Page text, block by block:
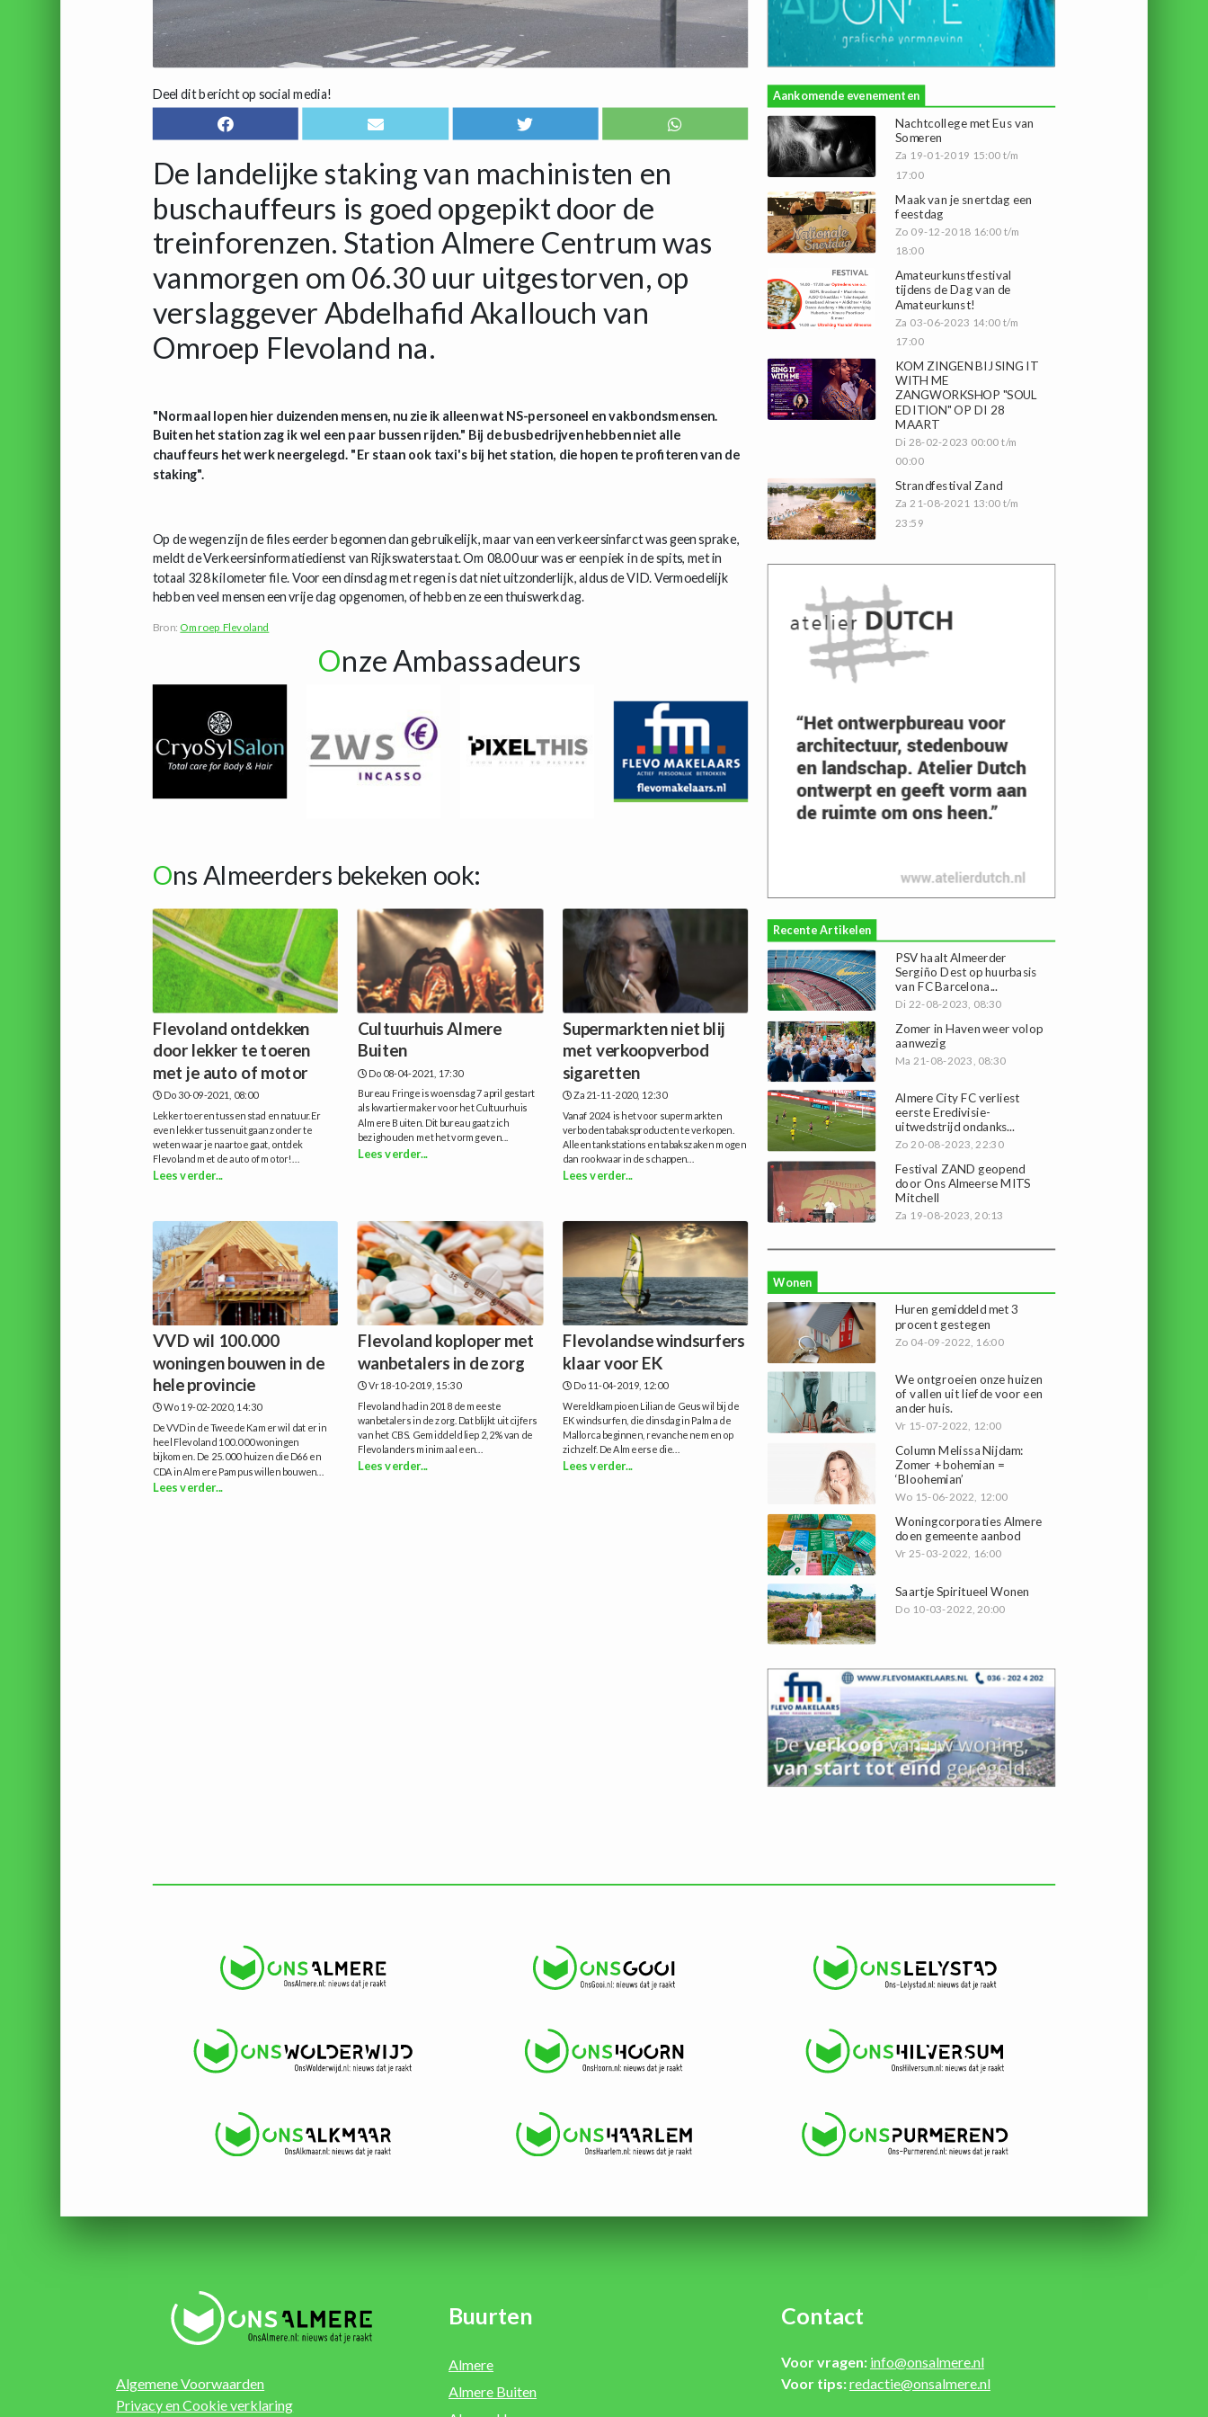
Deel dit bericht op social media!
De landelijke staking van machinisten en
buschauffeurs is goed opgepikt door de
treinforenzen. Station Almere Centrum was
vanmorgen om 06.30 uur uitgestorven, op
verslaggever Abdelhafid Akallouch van
Omroep Flevoland na.
"Normaal lopen hier duizenden mensen, nu zie ik alleen wat NS-personeel en vakbondsmensen.
Buiten het station zag ik wel een paar bussen rijden." Bij de busbedrijven hebben niet alle
chauffeurs het werk neergelegd. "Er staan ook taxi's bij het station, die hopen te profiteren van de
staking".
Op de wegen zijn de files eerder begonnen dan gebruikelijk, maar van een verkeersinfarct was geen sprake,
meldt de Verkeersinformatiedienst van Rijkswaterstaat. Om 08.00 uur was er een piek in de spits, met in
totaal 328 kilometer file. Voor een dinsdag met regen is dat niet uitzonderlijk, aldus de VID. Vermoedelijk
hebben veel mensen een vrije dag opgenomen, of hebben ze een thuiswerkdag.
Bron: Omroep Flevoland
Onze Ambassadeurs
Ons Almeerders bekeken ook:
Flevoland ontdekken
door lekker te toeren
met je auto of motor
Do 30-09-2021, 08:00
Lekker toeren tussen stad en natuur.Er
even lekker tussenuit gaan zonder te
weten waar je naartoe gaat, ontdek
Flevoland met de auto of motor!...
Lees verder...
Cultuurhuis Almere
Buiten
Do 08-04-2021, 17:30
Bureau Fringe is woensdag 7 april gestart
als kwartiermaker voor het Cultuurhuis
Almere Buiten. Dit bureau gaat zich
bezighouden met het vormgeven...
Lees verder...
Supermarkten niet blij
met verkoopverbod
sigaretten
Za 21-11-2020, 12:30
Vanaf 2024 is het voor supermarkten
verboden tabaksproducten te verkopen.
Alleen tankstations en tabakszaken mogen
dan rookwaar in de schappen...
Lees verder...
VVD wil 100.000
woningen bouwen in de
hele provincie
Wo 19-02-2020, 14:30
De VVD in de Tweede Kamer wil dat er in
heel Flevoland 100.000 woningen
bijkomen. De 25.000 huizen die D66 en
CDA in Almere Pampus willen bouwen...
Lees verder...
Flevoland koploper met
wanbetalers in de zorg
Vr 18-10-2019, 15:30
Flevoland had in 2018 de meeste
wanbetalers in de zorg. Dat blijkt uit cijfers
van het CBS. Gemiddeld liep 2,2% van de
Flevolanders minimaal een...
Lees verder...
Flevolandse windsurfers
klaar voor EK
Do 11-04-2019, 12:00
Wereldkampioen Lilian de Geus wil bij de
EK windsurfen, die dinsdag in Palma de
Mallorca beginnen, revanche nemen op
zichzelf. De Almeerse die...
Lees verder...
Aankomende evenementen
Nachtcollege met Eus van
Someren
Za 19-01-2019 15:00 t/m
17:00
Maak van je snertdag een
feestdag
Zo 09-12-2018 16:00 t/m
18:00
Amateurkunstfestival
tijdens de Dag van de
Amateurkunst!
Za 03-06-2023 14:00 t/m
17:00
KOM ZINGEN BIJ SING IT
WITH ME
ZANGWORKSHOP "SOUL
EDITION" OP DI 28
MAART
Di 28-02-2023 00:00 t/m
00:00
Strandfestival Zand
Za 21-08-2021 13:00 t/m
23:59
Recente Artikelen
PSV haalt Almeerder
Sergiño Dest op huurbasis
van FC Barcelona...
Di 22-08-2023, 08:30
Zomer in Haven weer volop
aanwezig
Ma 21-08-2023, 08:30
Almere City FC verliest
eerste Eredivisie-
uitwedstrijd ondanks...
Zo 20-08-2023, 22:30
Festival ZAND geopend
door Ons Almeerse MITS
Mitchell
Za 19-08-2023, 20:13
Wonen
Huren gemiddeld met 3
procent gestegen
Zo 04-09-2022, 16:00
We ontgroeien onze huizen
of vallen uit liefde voor een
ander huis.
Vr 15-07-2022, 12:00
Column Melissa Nijdam:
Zomer + bohemian =
‘Bloohemian’
Wo 15-06-2022, 12:00
Woningcorporaties Almere
doen gemeente aanbod
Vr 25-03-2022, 16:00
Saartje Spiritueel Wonen
Do 10-03-2022, 20:00
Algemene Voorwaarden
Privacy en Cookie verklaring
Buurten
Almere
Almere Buiten
Contact
Voor vragen: info@onsalmere.nl
Voor tips:redactie@onsalmere.nl